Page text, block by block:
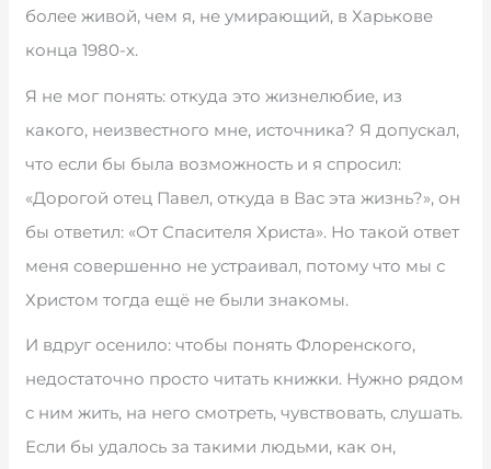
более живой, чем я, не умирающий, в Харькове
конца 1980-х.
Я не мог понять: откуда это жизнелюбие, из
какого, неизвестного мне, источника? Я допускал,
что если бы была возможность и я спросил:
«Дорогой отец Павел, откуда в Вас эта жизнь?», он
бы ответил: «От Спасителя Христа». Но такой ответ
меня совершенно не устраивал, потому что мы с
Христом тогда ещё не были знакомы.
И вдруг осенило: чтобы понять Флоренского,
недостаточно просто читать книжки. Нужно рядом
с ним жить, на него смотреть, чувствовать, слушать.
Если бы удалось за такими людьми, как он,